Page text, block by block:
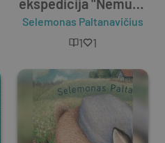
ekspedicija "Nemunu
per Lietuvą"
Selemonas Paltanavičius
1 1